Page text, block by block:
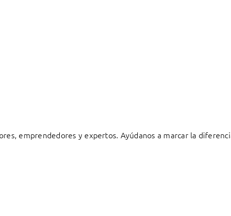
emprendedores y expertos. Ayúdanos a marcar la